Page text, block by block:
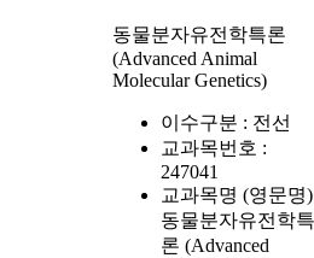
동물분자유전학특론
(Advanced Animal
Molecular Genetics)
이수구분 : 전선
교과목번호 :
247041
교과목명 (영문명
동물분자유전학특
론 (Advanced